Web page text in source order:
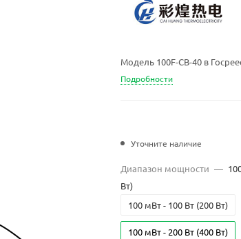
Модель 100F-CB-40 в
Подробности
Уточните наличие
Диапазон мощности —
Вт)
100 мВт - 100 Вт (200 Вт)
100 мВт - 200 Вт (400 Вт)